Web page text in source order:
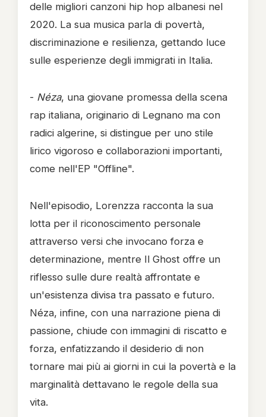
delle migliori canzoni hip hop albanesi nel
2020. La sua musica parla di povertà,
discriminazione e resilienza, gettando luce
sulle esperienze degli immigrati in Italia.
- Néza, una giovane promessa della scena
rap italiana, originario di Legnano ma con
radici algerine, si distingue per uno stile
lirico vigoroso e collaborazioni importanti,
come nell'EP "Offline".
Nell'episodio, Lorenzza racconta la sua
lotta per il riconoscimento personale
attraverso versi che invocano forza e
determinazione, mentre Il Ghost offre un
riflesso sulle dure realtà affrontate e
un'esistenza divisa tra passato e futuro.
Néza, infine, con una narrazione piena di
passione, chiude con immagini di riscatto e
forza, enfatizzando il desiderio di non
tornare mai più ai giorni in cui la povertà e la
marginalità dettavano le regole della sua
vita.